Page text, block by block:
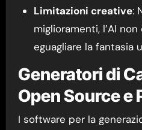
Limitazioni creative:
miglioramenti, l’AI
eguagliare la fantasia
Generatori di
Open Source e
I software per la